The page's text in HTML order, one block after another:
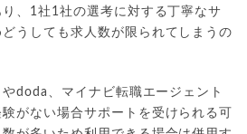
、1社1社の選考に対する丁寧なサ
うしても求人数が限られてしまうの
doda、マイナビ転職エージェント
がない場合サポートを受けられる可